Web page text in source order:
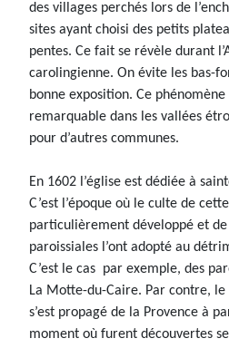
des villages perchés lors de
sites ayant choisi des petits
pentes. Ce fait se révèle durant
carolingienne. On évite les bas-
bonne exposition. Ce
remarquable dans les vallées
pour d’autres communes.
En 1602 l’église est dédiée à
C’est l’époque où le culte de
particulièrement développé et de
paroissiales l’ont adopté au
C’est le cas par exemple, des
La Motte-du-Caire. Par contre,
s’est propagé de la Provence à
moment où furent découvertes